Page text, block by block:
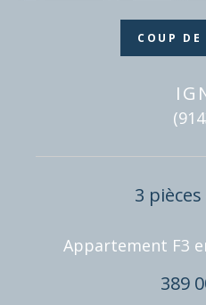
COUP DE
3 pièces
Appartement F3
389